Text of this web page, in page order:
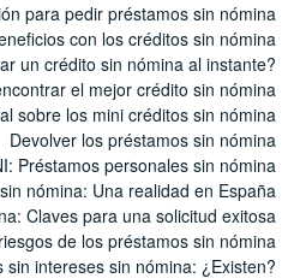
para pedir préstamos sin nómina
con los créditos sin nómina
un crédito sin nómina al instante?
el mejor crédito sin nómina
sobre los mini créditos sin nómina
Devolver los préstamos sin nómina
Préstamos personales sin nómina
nómina: Una realidad en España
Claves para una solicitud exitosa
de los préstamos sin nómina
sin intereses sin nómina: ¿Existen?